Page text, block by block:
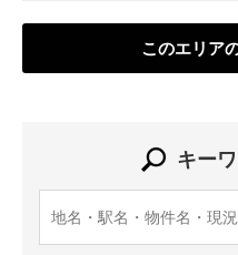
このエリア
キー